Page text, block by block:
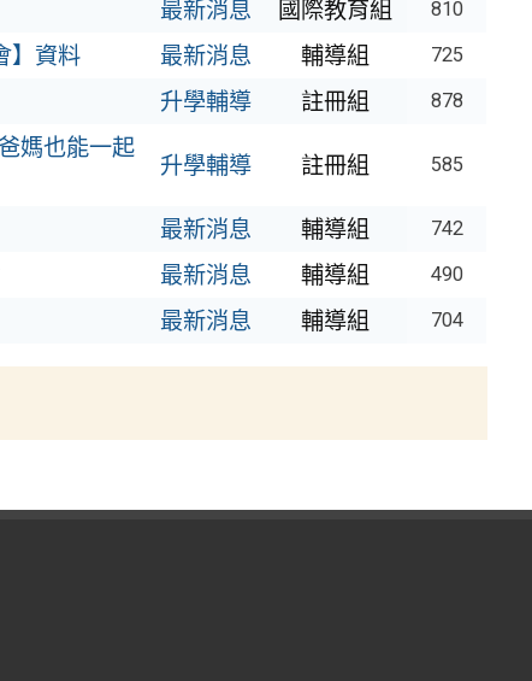
最新消息 國際教育組 810
】資料 最新消息 輔導組 725
升學輔導 註冊組 878
媽也能一起
升學輔導 註冊組 585
最新消息 輔導組 742
最新消息 輔導組 490
最新消息 輔導組 704